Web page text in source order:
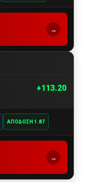
→
113.20
ΑΠΌΔΟΣΗ 1.87
→